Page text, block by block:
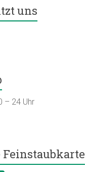
uns
– 24 Uhr